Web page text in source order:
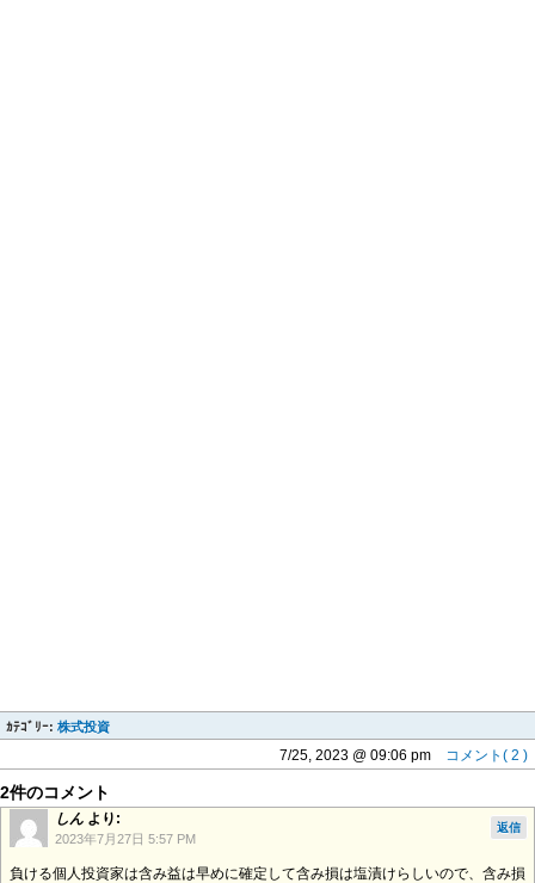
ｶﾃｺﾞﾘｰ: 株式投資
7/25, 2023 @ 09:06 pm コメント( 2 )
2件のコメント
しん より:
2023年7月27日 5:57 PM
負ける個人投資家は含み益は早めに確定して含み損は塩漬けらしいので、含み損
返信